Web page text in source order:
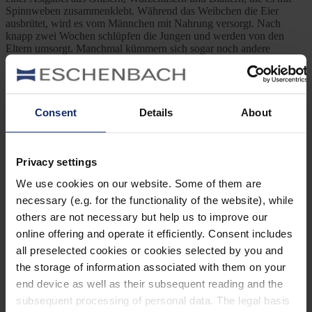
Consent Details About
Privacy settings
We use cookies on our website. Some of them are
necessary (e.g. for the functionality of the website), while
others are not necessary but help us to improve our
online offering and operate it efficiently. Consent includes
all preselected cookies or cookies selected by you and
the storage of information associated with them on your
end device as well as their subsequent reading and the
subsequent processing of personal data. The legal basis
Spinnweben zusammenklebt. Während das Weibchen die Eier
ausbrütet, wird es vom Männchen mit Nahrung versorgt. Nach
knapp zwei Wochen schlüpfen die Jungen und werden von den
Eltern umsorgt. Manchmal kümmern sich sogar noch andere
Artgenossen um die Kleinen.
Foto: patrickkavanagh (CC BY 2.0)
Tür fest
Next Post
Turbulente Paarungszeit beim Zaunkönig
Kategorien
Ausrüstung
Naturwelt